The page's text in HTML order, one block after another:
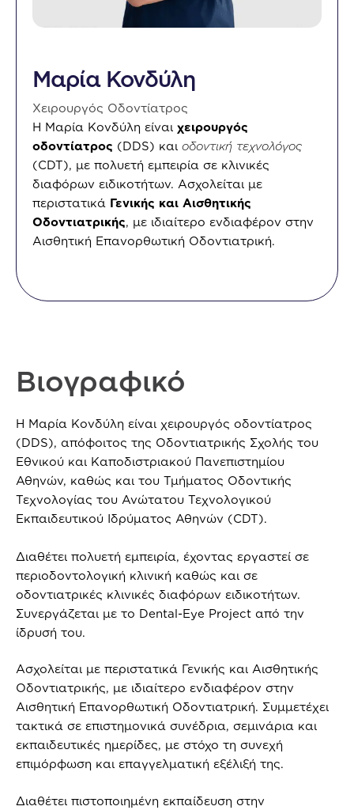
Μαρία Κονδύλη
Χειρουργός Οδοντίατρος
Η Μαρία Κονδύλη είναι χειρουργός
οδοντίατρος (DDS) και οδοντική τεχνολόγος
(CDT), με πολυετή εμπειρία σε κλινικές
διαφόρων ειδικοτήτων. Ασχολείται με
περιστατικά Γενικής και Αισθητικής
Οδοντιατρικής, με ιδιαίτερο ενδιαφέρον στην
Αισθητική Επανορθωτική Οδοντιατρική.
Βιογραφικό
Η Μαρία Κονδύλη είναι χειρουργός οδοντίατρος
(DDS), απόφοιτος της Οδοντιατρικής Σχολής του
Εθνικού και Καποδιστριακού Πανεπιστημίου
Αθηνών, καθώς και του Τμήματος Οδοντικής
Τεχνολογίας του Ανώτατου Τεχνολογικού
Εκπαιδευτικού Ιδρύματος Αθηνών (CDT).
Διαθέτει πολυετή εμπειρία, έχοντας εργαστεί σε
περιοδοντολογική κλινική καθώς και σε
οδοντιατρικές κλινικές διαφόρων ειδικοτήτων.
Συνεργάζεται με το Dental-Eye Project από την
ίδρυσή του.
Ασχολείται με περιστατικά Γενικής και Αισθητικής
Οδοντιατρικής, με ιδιαίτερο ενδιαφέρον στην
Αισθητική Επανορθωτική Οδοντιατρική. Συμμετέχει
τακτικά σε επιστημονικά συνέδρια, σεμινάρια και
εκπαιδευτικές ημερίδες, με στόχο τη συνεχή
επιμόρφωση και επαγγελματική εξέλιξή της.
Διαθέτει πιστοποιημένη εκπαίδευση στην